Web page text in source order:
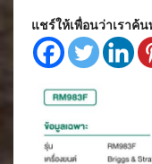
แชร์ให้เพื่อนว่าเราค้